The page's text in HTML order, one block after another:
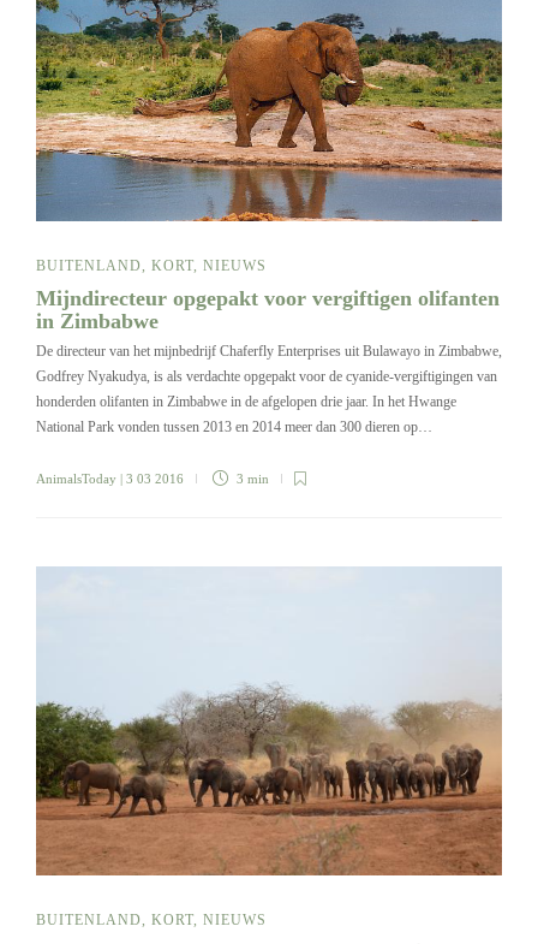
BUITENLAND, KORT, NIEUWS
Mijndirecteur opgepakt voor vergiftigen olifanten
in Zimbabwe
De directeur van het mijnbedrijf Chaferfly Enterprises uit Bulawayo in Zimbabwe,
Godfrey Nyakudya, is als verdachte opgepakt voor de cyanide-vergiftigingen van
honderden olifanten in Zimbabwe in de afgelopen drie jaar. In het Hwange
National Park vonden tussen 2013 en 2014 meer dan 300 dieren op…
AnimalsToday | 3 03 2016 3 min
BUITENLAND, KORT, NIEUWS